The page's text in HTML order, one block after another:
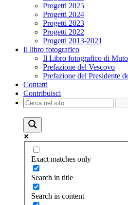
Progetti 2025
Progetti 2024
Progetti 2023
Progetti 2022
Progetti 2013-2021
Il libro fotografico
Il Libro fotografico di
Prefazione del Vescovo
Prefazione del Presidente
Contatti
Contribuisci
Exact matches only
Search in title
Search in content